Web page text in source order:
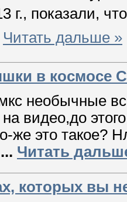
г., показали,
Читать дальше »
в космосе
необычные
на видео,до
же это такое?
... Читать
которых вы